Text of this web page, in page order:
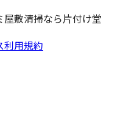
敷清掃なら片付け堂
利用規約